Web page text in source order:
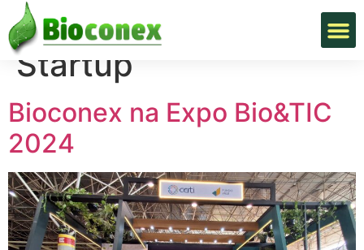
Tag:Criando uma
Startup
Bioconex na Expo Bio&TIC
2024